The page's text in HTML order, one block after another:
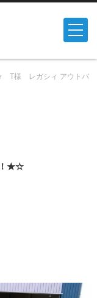
T様 レガシィ アウトバ
！★☆